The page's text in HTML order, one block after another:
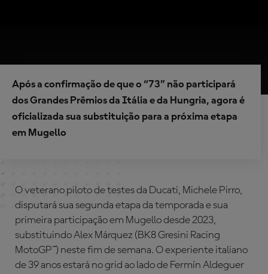
Após a confirmação de que o “73” não participará
dos Grandes Prêmios da Itália e da Hungria, agora é
oficializada sua substituição para a próxima etapa
em Mugello
O veterano piloto de testes da Ducati, Michele Pirro,
disputará sua segunda etapa da temporada e sua
primeira participação em Mugello desde 2023,
substituindo Alex Márquez (BK8 Gresini Racing
MotoGP™) neste fim de semana. O experiente italiano
de 39 anos estará no grid ao lado de Fermín Aldeguer